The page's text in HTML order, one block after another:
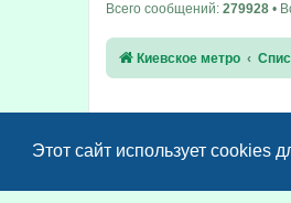
Этот сайт использует cookies
Всего сообщений: 279928 •
Киевское метро